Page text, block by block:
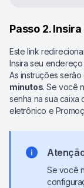
Passo 2.
Este link
Insira seu
As instruções
minutos. Se você
senha na sua caixa
eletrônico e
Se você